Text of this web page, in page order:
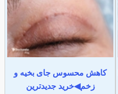
کاهش محسوس جای بخیه و
زخم◀خرید جدیدترین